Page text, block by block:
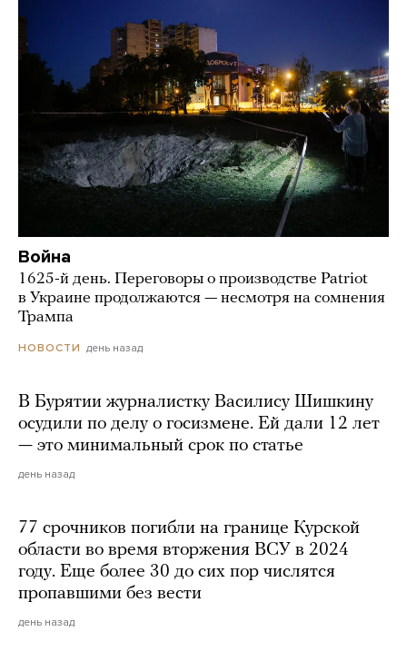
Война
1625-й день. Переговоры о производстве Patriot
в Украине продолжаются — несмотря на сомнения
Трампа
НОВОСТИ день назад
В Бурятии журналистку Василису Шишкину
осудили по делу о госизмене. Ей дали 12 лет
— это минимальный срок по статье
день назад
77 срочников погибли на границе Курской
области во время вторжения ВСУ в 2024
году. Еще более 30 до сих пор числятся
пропавшими без вести
день назад